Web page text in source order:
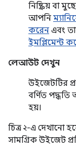
নিষ্ক্রিয় বা
আপনি
করেন এবং
ইমপ্লিমেন্ট
লেআউট দেখুন
উইজেটটির
বর্ণিত
হয়।
চিত্র ২-এ দেখানো
সামগ্রিক উইজেট